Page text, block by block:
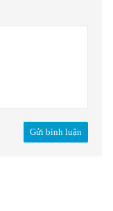
Gửi bình luận